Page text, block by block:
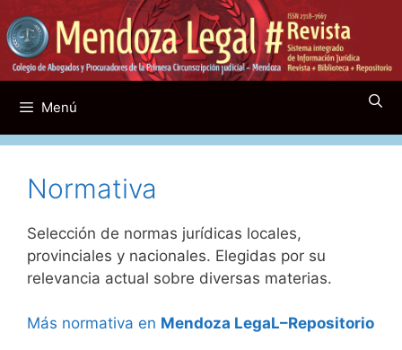
al
contenido
Menú
Normativa
Selección de normas jurídicas locales,
provinciales y nacionales. Elegidas por su
relevancia actual sobre diversas materias.
Más normativa en Mendoza LegaL–Repositorio